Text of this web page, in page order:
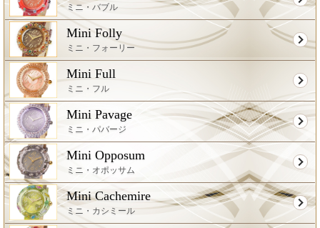
ミニ・バブル
Mini Folly
ミニ・フォーリー
Mini Full
ミニ・フル
Mini Pavage
ミニ・パバージ
Mini Opposum
ミニ・オポッサム
Mini Cachemire
ミニ・カシミール